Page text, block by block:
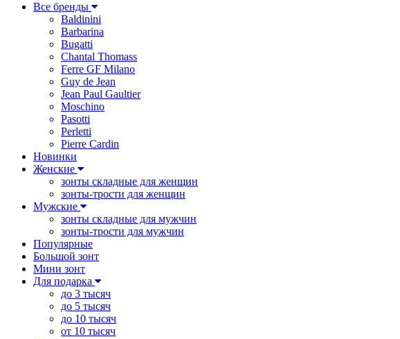
Все бренды
Baldinini
Barbarina
Bugatti
Chantal Thomass
Ferre GF Milano
Guy de Jean
Jean Paul Gaultier
Moschino
Pasotti
Perletti
Pierre Cardin
Новинки
Женские
зонты складные для женщин
зонты-трости для женщин
Мужские
зонты складные для мужчин
зонты-трости для мужчин
Популярные
Большой зонт
Мини зонт
Для подарка
до 3 тысяч
до 5 тысяч
до 10 тысяч
от 10 тысяч